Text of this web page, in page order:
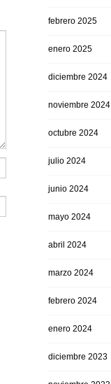
febrero 2025
enero 2025
diciembre 2024
noviembre 2024
octubre 2024
julio 2024
junio 2024
mayo 2024
abril 2024
marzo 2024
febrero 2024
enero 2024
diciembre 2023